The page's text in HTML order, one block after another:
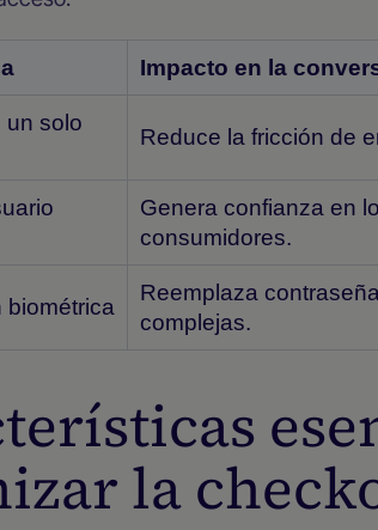
Impacto en la
un solo
Reduce la fricción de
Genera confianza en
consumidores.
biométrica
Reemplaza
complejas.
la